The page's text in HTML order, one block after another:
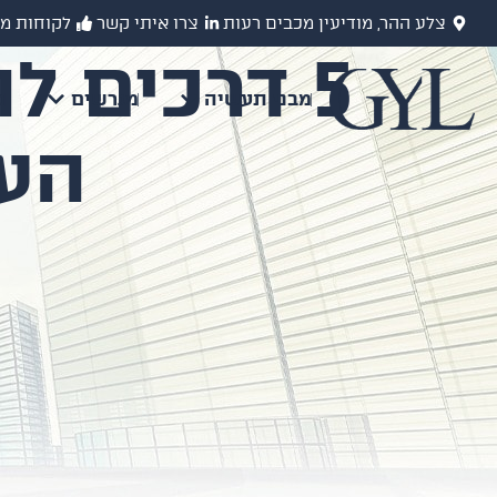
צלע ההר, מודיעין מכבים רעות צרו איתי קשר לקוחות
מבני תעשיה מגרשים
5 דרכים